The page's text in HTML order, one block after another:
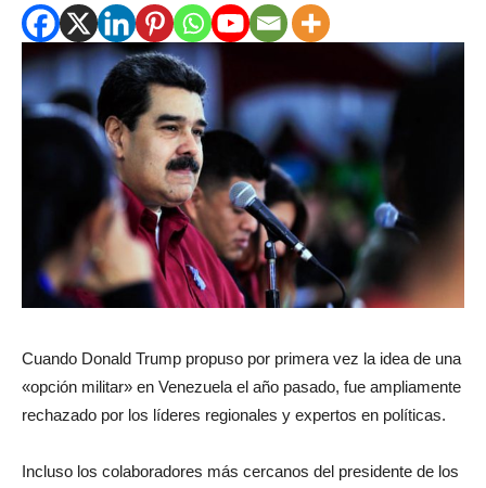
Cuando Donald Trump propuso por primera vez la idea de una
«opción militar» en Venezuela el año pasado, fue ampliamente
rechazado por los líderes regionales y expertos en políticas.
Incluso los colaboradores más cercanos del presidente de los